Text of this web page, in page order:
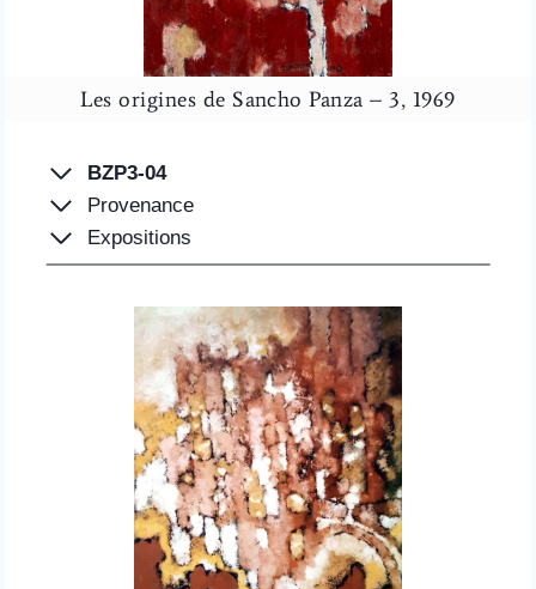
Les origines de Sancho Panza – 3, 1969
BZP3-04
Provenance
Expositions